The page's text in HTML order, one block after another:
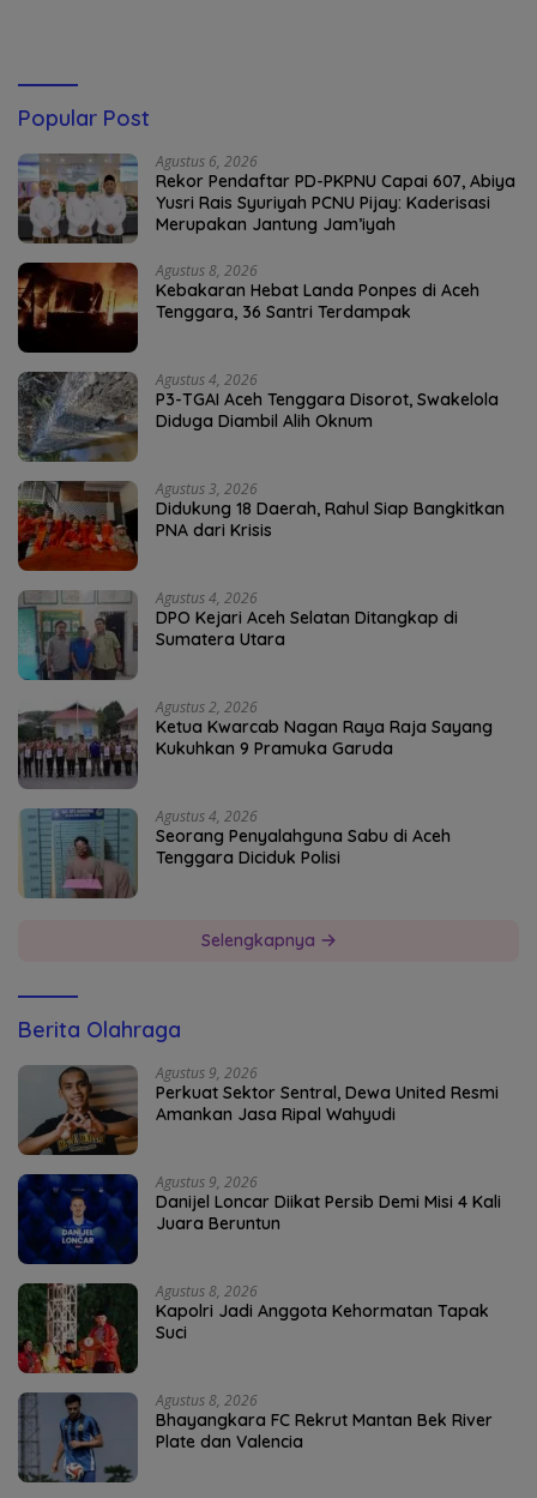
Popular Post
Agustus 6, 2026
Rekor Pendaftar PD-PKPNU Capai 607, Abiya
Yusri Rais Syuriyah PCNU Pijay: Kaderisasi
Merupakan Jantung Jam’iyah
Agustus 8, 2026
Kebakaran Hebat Landa Ponpes di Aceh
Tenggara, 36 Santri Terdampak
Agustus 4, 2026
P3-TGAI Aceh Tenggara Disorot, Swakelola
Diduga Diambil Alih Oknum
Agustus 3, 2026
Didukung 18 Daerah, Rahul Siap Bangkitkan
PNA dari Krisis
Agustus 4, 2026
DPO Kejari Aceh Selatan Ditangkap di
Sumatera Utara
Agustus 2, 2026
Ketua Kwarcab Nagan Raya Raja Sayang
Kukuhkan 9 Pramuka Garuda
Agustus 4, 2026
Seorang Penyalahguna Sabu di Aceh
Tenggara Diciduk Polisi
Selengkapnya
Berita Olahraga
Agustus 9, 2026
Perkuat Sektor Sentral, Dewa United Resmi
Amankan Jasa Ripal Wahyudi
Agustus 9, 2026
Danijel Loncar Diikat Persib Demi Misi 4 Kali
Juara Beruntun
Agustus 8, 2026
Kapolri Jadi Anggota Kehormatan Tapak
Suci
Agustus 8, 2026
Bhayangkara FC Rekrut Mantan Bek River
Plate dan Valencia